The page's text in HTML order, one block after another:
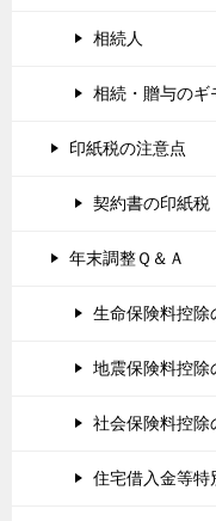
相続人
相続・贈与のギ
印紙税の注意点
契約書の印紙税
年末調整Ｑ＆Ａ
生命保険料控除
地震保険料控除
社会保険料控除
住宅借入金等特